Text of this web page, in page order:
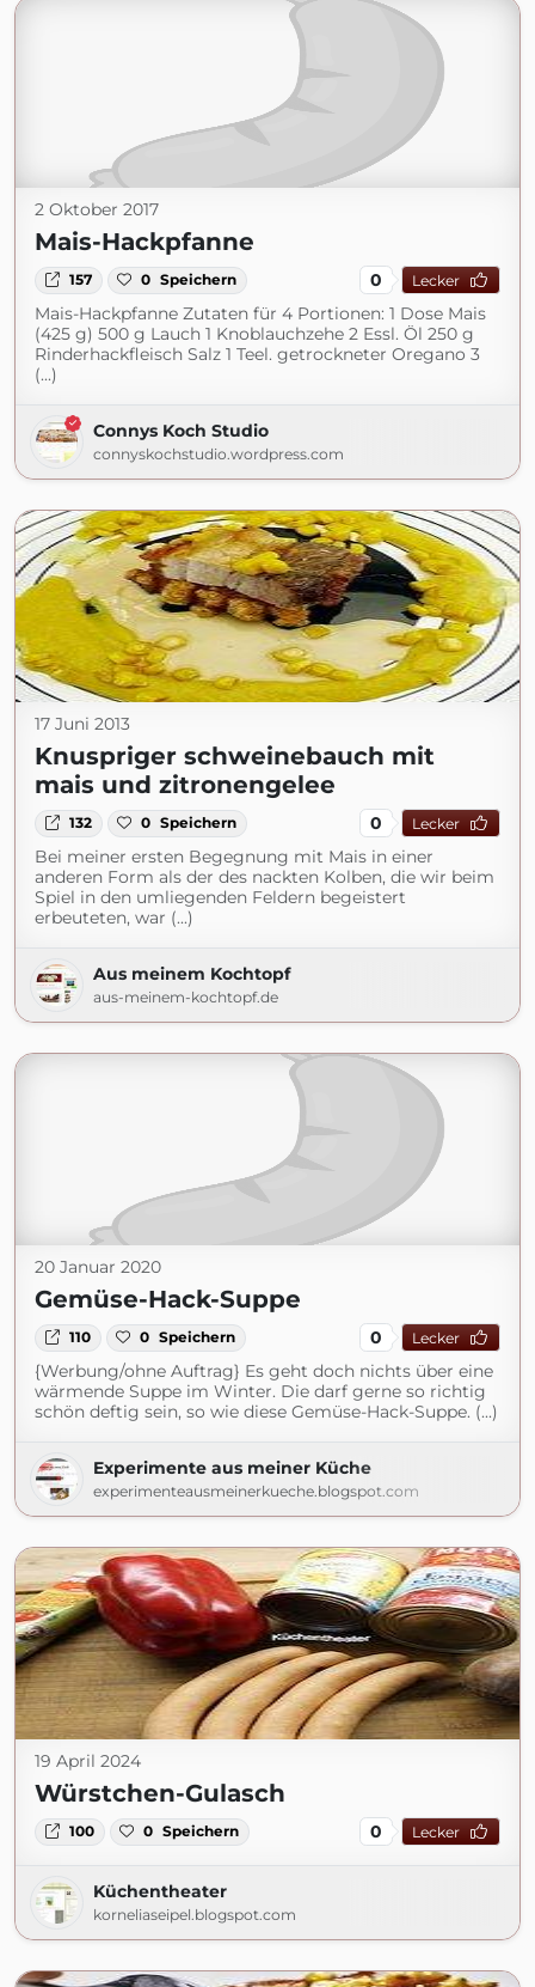
2 Oktober 2017
Mais-Hackpfanne
157 0 Speichern 0 Lecker
Mais-Hackpfanne Zutaten für 4 Portionen: 1 Dose Mais
(425 g) 500 g Lauch 1 Knoblauchzehe 2 Essl. Öl 250 g
Rinderhackfleisch Salz 1 Teel. getrockneter Oregano 3
(...)
Connys Koch Studio
connyskochstudio.wordpress.com
17 Juni 2013
Knuspriger schweinebauch mit
mais und zitronengelee
132 0 Speichern 0 Lecker
Bei meiner ersten Begegnung mit Mais in einer
anderen Form als der des nackten Kolben, die wir beim
Spiel in den umliegenden Feldern begeistert
erbeuteten, war (...)
Aus meinem Kochtopf
aus-meinem-kochtopf.de
20 Januar 2020
Gemüse-Hack-Suppe
110 0 Speichern 0 Lecker
{Werbung/ohne Auftrag} Es geht doch nichts über eine
wärmende Suppe im Winter. Die darf gerne so richtig
schön deftig sein, so wie diese Gemüse-Hack-Suppe. (...)
Experimente aus meiner Küche
experimenteausmeinerkueche.blogspot.com
19 April 2024
Würstchen-Gulasch
100 0 Speichern 0 Lecker
Küchentheater
korneliaseipel.blogspot.com